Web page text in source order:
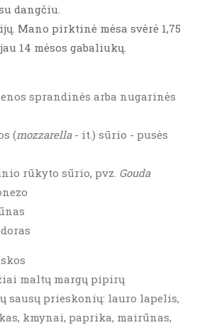
dangčiu.
Mano pirktinė mėsa svėrė 1,75
14 mėsos gabaliukų.
sprandinės arba nugarinės
(mozzarella- it.) sūrio - pusės
rūkyto sūrio, pvz. Gouda
maltų margų pipirų
sausų prieskonių: lauro lapelis,
kmynai, paprika, mairūnas,